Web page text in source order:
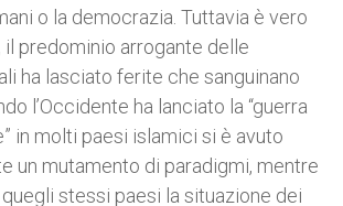
o la democrazia. Tuttavia è vero
il predominio arrogante delle
ha lasciato ferite che sanguinano
l’Occidente ha lanciato la “guerra
in molti paesi islamici si è avuto
un mutamento di paradigmi, mentre
stessi paesi la situazione dei